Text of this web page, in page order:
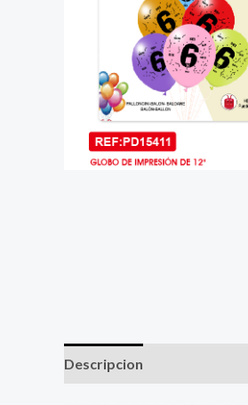
Descripcion